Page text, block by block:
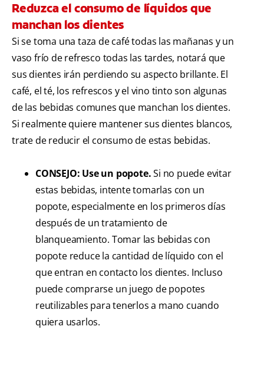
Reduzca el consumo de líquidos que
manchan los dientes
Si se toma una taza de café todas las mañanas y un
vaso frío de refresco todas las tardes, notará que
sus dientes irán perdiendo su aspecto brillante. El
café, el té, los refrescos y el vino tinto son algunas
de las bebidas comunes que manchan los dientes.
Si realmente quiere mantener sus dientes blancos,
trate de reducir el consumo de estas bebidas.
CONSEJO: Use un popote.Si no puede evitar
estas bebidas, intente tomarlas con un
popote, especialmente en los primeros días
después de un tratamiento de
blanqueamiento. Tomar las bebidas con
popote reduce la cantidad de líquido con el
que entran en contacto los dientes. Incluso
puede comprarse un juego de popotes
reutilizables para tenerlos a mano cuando
quiera usarlos.